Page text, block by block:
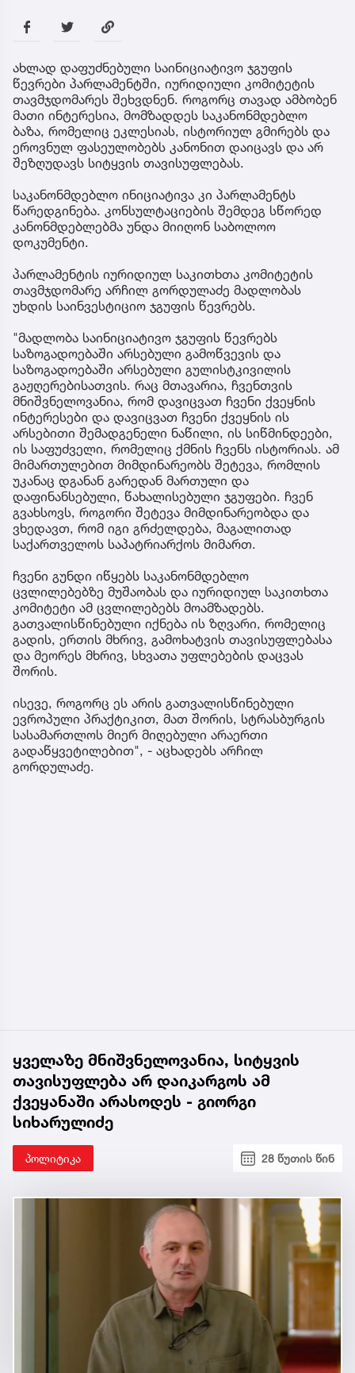
ახლად დაფუძნებული საინიციატივო ჯგუფის
წევრები პარლამენტში, იურიდიული კომიტეტის
თავმჯდომარეს შეხვდნენ. როგორც თავად ამბობენ
მათი ინტერესია, მომზადდეს საკანონმდებლო
ბაზა, რომელიც ეკლესიას, ისტორიულ გმირებს და
ეროვნულ ფასეულობებს კანონით დაიცავს და არ
შეზღუდავს სიტყვის თავისუფლებას.
საკანონმდებლო ინიციატივა კი პარლამენტს
წარედგინება. კონსულტაციების შემდეგ სწორედ
კანონმდებლებმა უნდა მიიღონ საბოლოო
დოკუმენტი.
პარლამენტის იურიდიულ საკითხთა კომიტეტის
თავმჯდომარე არჩილ გორდულაძე მადლობას
უხდის საინვესტიციო ჯგუფის წევრებს.
"მადლობა საინიციატივო ჯგუფის წევრებს
საზოგადოებაში არსებული გამოწვევის და
საზოგადოებაში არსებული გულისტკივილის
გაჟღერებისათვის. რაც მთავარია, ჩვენთვის
მნიშვნელოვანია, რომ დავიცვათ ჩვენი ქვეყნის
ინტერესები და დავიცვათ ჩვენი ქვეყნის ის
არსებითი შემადგენელი ნაწილი, ის სიწმინდეები,
ის საფუძველი, რომელიც ქმნის ჩვენს ისტორიას. ამ
მიმართულებით მიმდინარეობს შეტევა, რომლის
უკანაც დგანან გარედან მართული და
დაფინანსებული, წახალისებული ჯგუფები. ჩვენ
გვახსოვს, როგორი შეტევა მიმდინარეობდა და
ვხედავთ, რომ იგი გრძელდება, მაგალითად
საქართველოს საპატრიარქოს მიმართ.
ჩვენი გუნდი იწყებს საკანონმდებლო
ცვლილებებზე მუშაობას და იურიდიულ საკითხთა
კომიტეტი ამ ცვლილებებს მოამზადებს.
გათვალისწინებული იქნება ის ზღვარი, რომელიც
გადის, ერთის მხრივ, გამოხატვის თავისუფლებასა
და მეორეს მხრივ, სხვათა უფლებების დაცვას
შორის.
ისევე, როგორც ეს არის გათვალისწინებული
ევროპული პრაქტიკით, მათ შორის, სტრასბურგის
სასამართლოს მიერ მიღებული არაერთი
გადაწყვეტილებით", - აცხადებს არჩილ
გორდულაძე.
ყველაზე მნიშვნელოვანია, სიტყვის
თავისუფლება არ დაიკარგოს ამ
ქვეყანაში არასოდეს - გიორგი
სიხარულიძე
პოლიტიკა 28 წუთის წინ